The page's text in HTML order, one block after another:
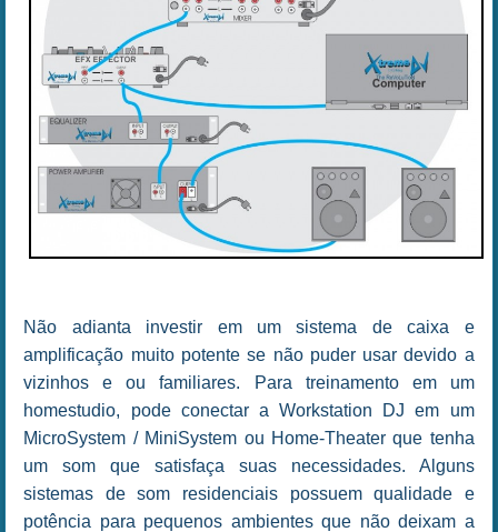
Não adianta investir em um sistema de caixa e
amplificação muito potente se não puder usar devido a
vizinhos e ou familiares. Para treinamento em um
homestudio, pode conectar a Workstation DJ em um
MicroSystem / MiniSystem ou Home-Theater que tenha
um som que satisfaça suas necessidades. Alguns
sistemas de som residenciais possuem qualidade e
potência para pequenos ambientes que não deixam a